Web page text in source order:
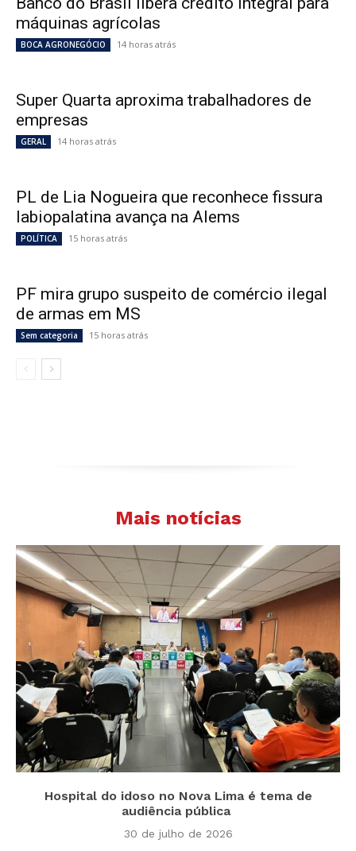
máquinas agrícolas
BOCA AGRONEGÓCIO 14 horas atrás
Super Quarta aproxima trabalhadores de
empresas
GERAL 14 horas atrás
PL de Lia Nogueira que reconhece fissura
labiopalatina avança na Alems
POLÍTICA 15 horas atrás
PF mira grupo suspeito de comércio ilegal
de armas em MS
Sem categoria 15 horas atrás
Mais notícias
Hospital do idoso no Nova Lima é tema de
audiência pública
30 de julho de 2026